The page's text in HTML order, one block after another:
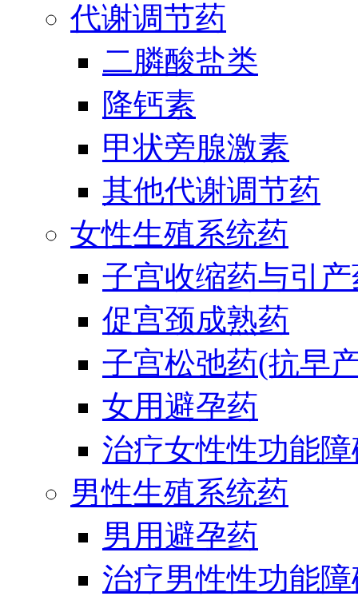
代谢调节药
二膦酸盐类
降钙素
甲状旁腺激素
其他代谢调节药
女性生殖系统药
子宫收缩药与引
促宫颈成熟药
子宫松弛药(抗早
女用避孕药
治疗女性性功能
男性生殖系统药
男用避孕药
治疗男性性功能